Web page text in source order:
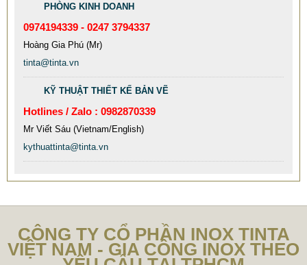
MẪU CỘT CỜ INOX ĐẸP GIÁ RẺ
2.896.700 VNĐ2.986.700 VNĐ
Mẫu: MAU COT CO INOX 304
PHÒNG KINH DOANH
0974194339 - 0247 3794337
Hoàng Gia Phú (Mr)
tinta@tinta.vn
KỸ THUẬT THIẾT KẾ BẢN VẼ
Hotlines / Zalo : 0982870339
Mr Viết Sáu (Vietnam/English)
kythuattinta@tinta.vn
CÔNG TY CỔ PHẦN INOX TINTA
VIỆT NAM - GIA CÔNG INOX THEO